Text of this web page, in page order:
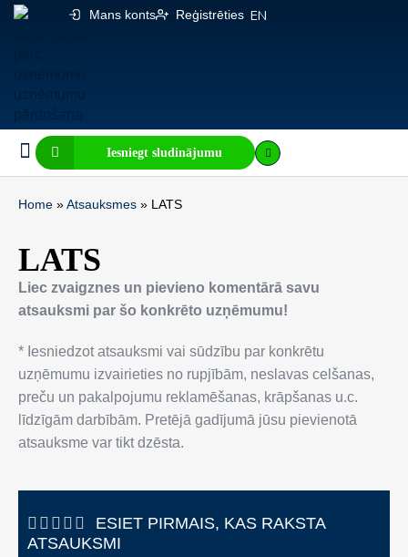
Mans konts Reģistrēties EN
Iesniegt sludinājumu
Home » Atsauksmes » LATS
LATS
Liec zvaigznes un pievieno komentārā savu
atsauksmi par šo konkrēto uzņēmumu!
* Iesniedzot atsauksmi vai sūdzību par konkrētu
uzņēmumu izvairieties no rupjībām, neslavas celšanas,
preču un pakalpojumu reklamēšanas, krāpšanas u.c.
līdzīgām darbībām. Pretējā gadījumā jūsu pievienotā
atsauksme var tikt dzēsta.
ESIET PIRMAIS, KAS RAKSTA
ATSAUKSMI